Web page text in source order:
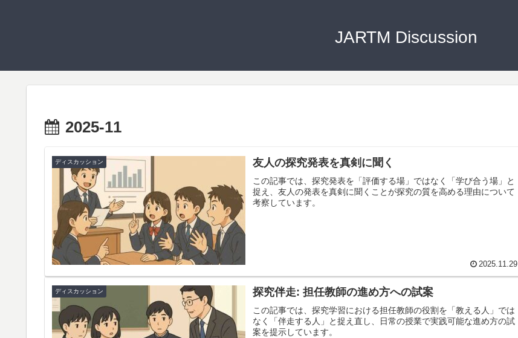
JARTM Discussion
2025-11
ディスカッション 友人の探究発表を真剣に聞く
この記事では、探究発表を「評価する場」ではなく「学び合う場」と
捉え、友人の発表を真剣に聞くことが探究の質を高める理由について
考察しています。
2025.11.29
ディスカッション 探究伴走: 担任教師の進め方への試案
この記事では、探究学習における担任教師の役割を「教える人」では
なく「伴走する人」と捉え直し、日常の授業で実践可能な進め方の試
案を提示しています。